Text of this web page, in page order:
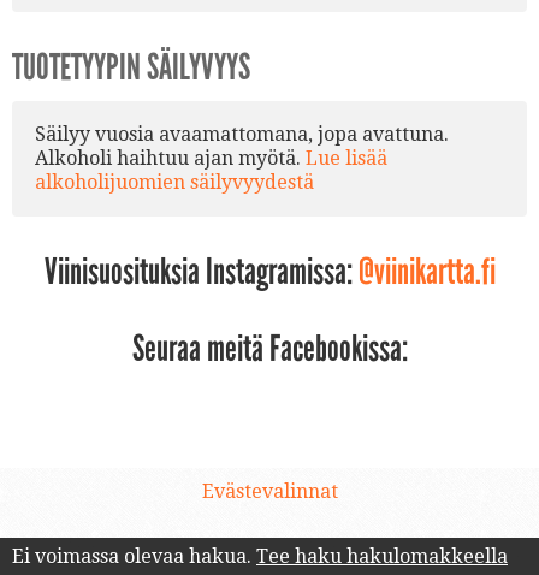
TUOTETYYPIN SÄILYVYYS
Säilyy vuosia avaamattomana, jopa avattuna.
Alkoholi haihtuu ajan myötä. Lue lisää
alkoholijuomien säilyvyydestä
Viinisuosituksia Instagramissa:@viinikartta.fi
Seuraa meitä Facebookissa:
Evästevalinnat
Ei voimassa olevaa hakua. Tee haku hakulomakkeella